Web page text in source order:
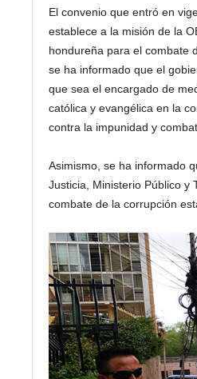
El convenio que entró en
establece a la misión de la
hondureña para el combate
se ha informado que el
que sea el encargado de
católica y evangélica en la
contra la impunidad y
Asimismo, se ha informado
Justicia, Ministerio Público y
combate de la corrupción